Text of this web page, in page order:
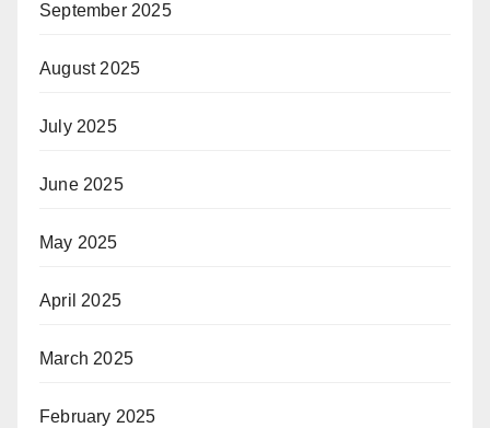
September 2025
August 2025
July 2025
June 2025
May 2025
April 2025
March 2025
February 2025